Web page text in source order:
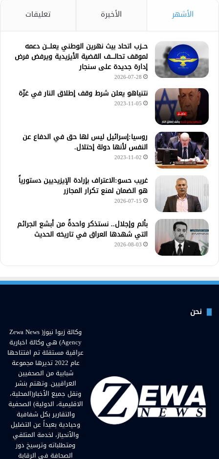
الأشهر الأخيرة تعليقات
حــزب اتحاد بيث نهرين الوطني يعلـــن دعمه
لموقف تحالــــف القضية الأيزيدية ويرفض فرض
إدارة جديدة على سنجار
2026-07-28
نتنياهو يعلن شرط وقف إطلاق النار في غزّة
2023-11-05
روسيا:إسرائيل ليس لها حق في الدفاع عن
النفس لأنها دولة إحتلال.
2023-11-02
غريب حسو:الاعتراف بإرادة الإيزيديين دستورياً
هو الضمان لمنع تكرار المجازر
2026-07-15
بألم وإجلال.. نستذكر واحدةً من أبشع الجرائم
التي شهدها العراق في تاريخه الحديث
2026-08-03
نحن
وكالة زيوا نيوز( Zewa News
Agency) هي وكالة اخبارية
عراقية مستقلة تم افتتاحها
عام 2022 تديرها مجموعة
شبابية من الصحفيين
العراقيين. وتهتم بنشر
ونقل جميع الأخبار(المحلية،
الاقليمية، الدولية) الصحفية
والتقارير بكل شفافية
وحيادية بعيداً عن التضليل
والأنحياز، لخدمة المتلقي
ومتطلباته وترسيخ دور
الصحافة في الرقابة